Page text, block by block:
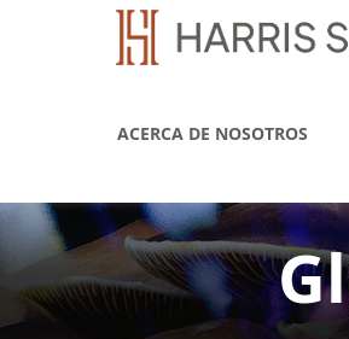
ACERCA DE NOSOTROS